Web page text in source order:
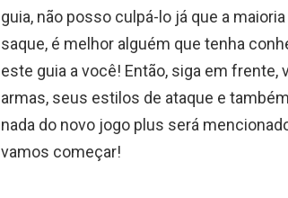
guia, não posso culpá-lo já que a
saque, é melhor alguém que tenha
este guia a você! Então, siga em
armas, seus estilos de ataque e
nada do novo jogo plus será
vamos começar!